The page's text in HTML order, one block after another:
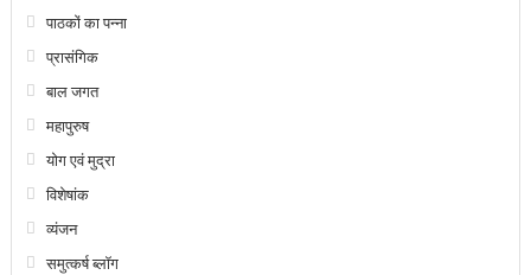
पाठकों का पन्ना
प्रासंगिक
बाल जगत
महापुरुष
योग एवं मुद्रा
विशेषांक
व्यंजन
समुत्कर्ष ब्लॉग